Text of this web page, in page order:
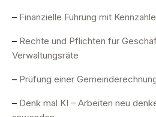
– Finanzielle Führung mit
– Rechte und Pflichten für
Verwaltungsräte
– Prüfung einer
– Denk mal KI – Arbeiten neu